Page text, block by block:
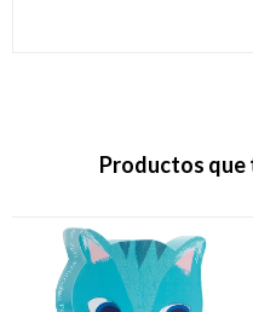
Productos que